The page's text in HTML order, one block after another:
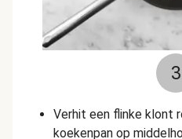
3
Verhit een flinke klont
koekenpan op